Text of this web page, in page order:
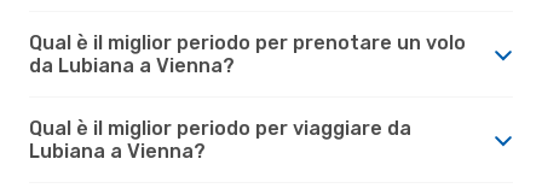
Qual è il miglior periodo per prenotare un volo
da Lubiana a Vienna?
Qual è il miglior periodo per viaggiare da
Lubiana a Vienna?